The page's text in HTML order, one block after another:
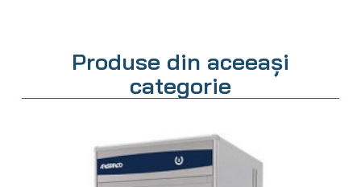
Produse din aceeași
categorie